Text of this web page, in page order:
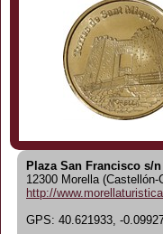
Plaza San Francisco s/n
12300 Morella (Castellón-
http://
GPS: 40.621933, -